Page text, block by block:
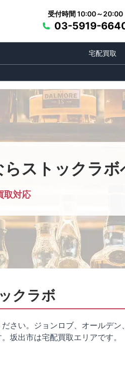
受付時間 10:00～20:00
03-5919-
宅配買取
ストックラボ
取対応
クラボ
さい。ジョンロブ、オールデ
坂出市は宅配買取エリアです。